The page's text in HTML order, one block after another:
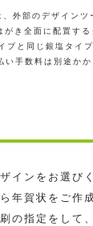
外部のデザインツ
き全面に配置する
と同じ銀塩タイプ
手数料は別途かか
インをお選び
年賀状をご作
の指定をして